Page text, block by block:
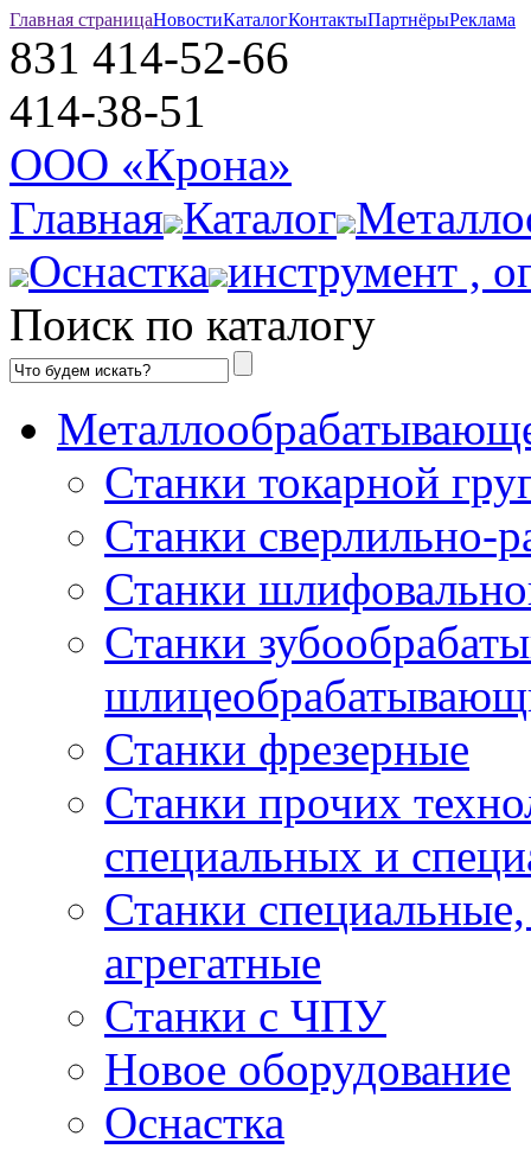
Главная страницаНовостиКаталогКонтактыПартнёрыРеклама
831 414-52-66
414-38-51
ООО «Крона»
Главная Каталог
Оснастка инструмент ,
Поиск по каталогу
Станки токарной
Станки сверлильно-
Станки
Станки
Станки фрезерные
Станки прочих
специальных и
Станки
агрегатные
Станки с ЧПУ
Новое оборудование
Оснастка